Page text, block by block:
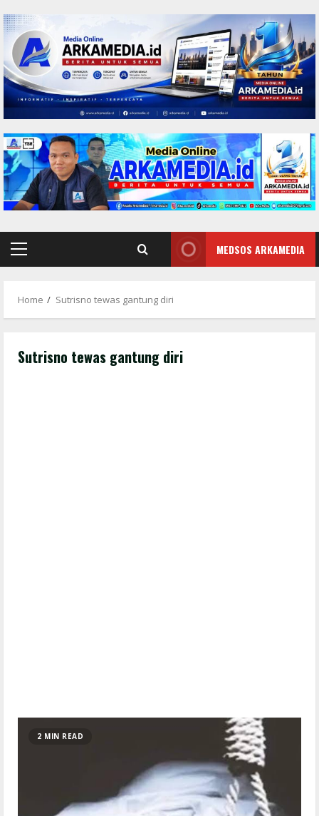
to
content
Primary
MEDSOS ARKAMEDIA
Home Sutrisno tewas gantung diri
Sutrisno tewas gantung diri
2 MIN READ